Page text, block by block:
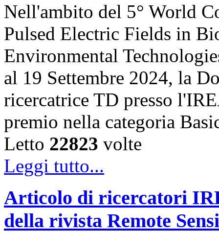
Nell'ambito del 5° World
Pulsed Electric Fields in
Environmental
al 19 Settembre 2024, la
ricercatrice TD presso
premio nella categoria
Letto 22823 volte
Leggi tutto...
Articolo di ricercatori
della rivista Remote